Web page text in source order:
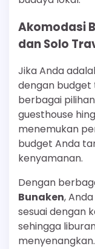
Akomodasi
dan Solo
Jika Anda
dengan budget
berbagai
guesthouse
menemukan
budget Anda
kenyamanan.
Dengan
Bunaken,
sesuai dengan
sehingga
menyenangkan.